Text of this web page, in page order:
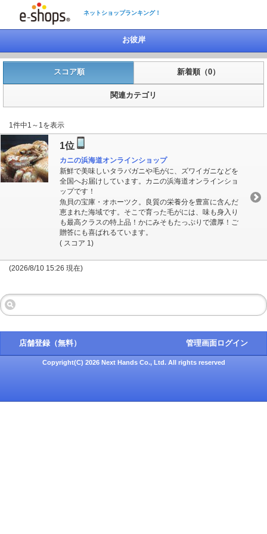
ネットショップランキング！
お彼岸
スコア順 新着順（0）
関連カテゴリ
1件中1～1を表示
1位
カニの浜海道オンラインショップ
新鮮で美味しいタラバガニや毛がに、ズワイガニなどを
全国へお届けしています。カニの浜海道オンラインショ
ップです！
魚貝の宝庫・オホーツク。良質の栄養分を豊富に含んだ
恵まれた海域です。そこで育った毛がには、味も身入り
も最高クラスの特上品！かにみそもたっぷりで濃厚！ご
贈答にも喜ばれるています。
( スコア 1)
(2026/8/10 15:26 現在)
店舗登録（無料） 管理画面ログイン
Copyright(C) 2026 Next Hands Co., Ltd. All rights reserved